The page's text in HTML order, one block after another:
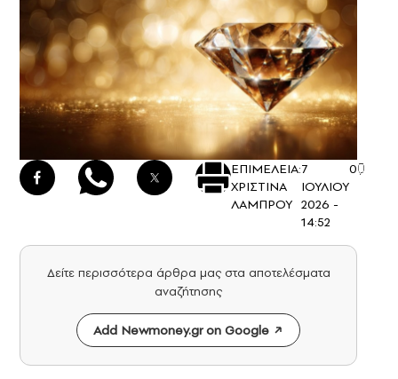
ΕΠΙΜΕΛΕΙΑ:
ΧΡΙΣΤΙΝΑ
ΛΑΜΠΡΟΥ
7
ΙΟΥΛΙΟΥ
2026 -
14:52
0
Δείτε περισσότερα άρθρα μας στα αποτελέσματα
αναζήτησης
Add Newmoney.gr on Google